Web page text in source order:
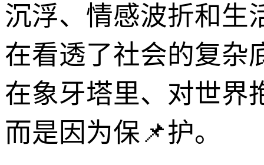
沉浮、情感波折和生
在看透了社会的复杂
在象牙塔里、对世界
而是因为保📌护。